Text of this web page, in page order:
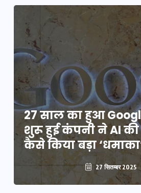
27 साल का हुआ
शुरू हुई कंपनी ने AI की
कैसे किया बड़ा
27 सितम्बर 2025